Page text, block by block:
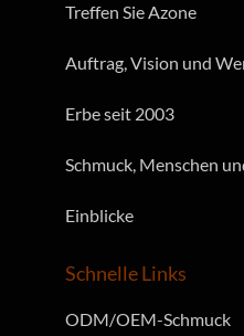
Schnelle Links
ODM/OEM-Schmuck
Treffen Sie Azone
Auftrag, Vision und
Erbe seit 2003
Schmuck, Menschen
Einblicke